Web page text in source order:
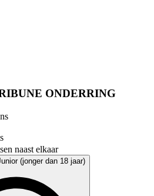
ONDERRING
naast elkaar
(jonger dan 18 jaar)